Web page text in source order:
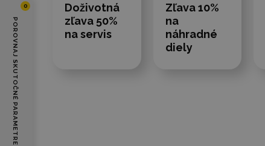
Doživotná
zľava 50%
na servis
Zľava 10%
na
náhradné
diely
POROVNAJ SKUTOČNÉ PARAMETRE
0